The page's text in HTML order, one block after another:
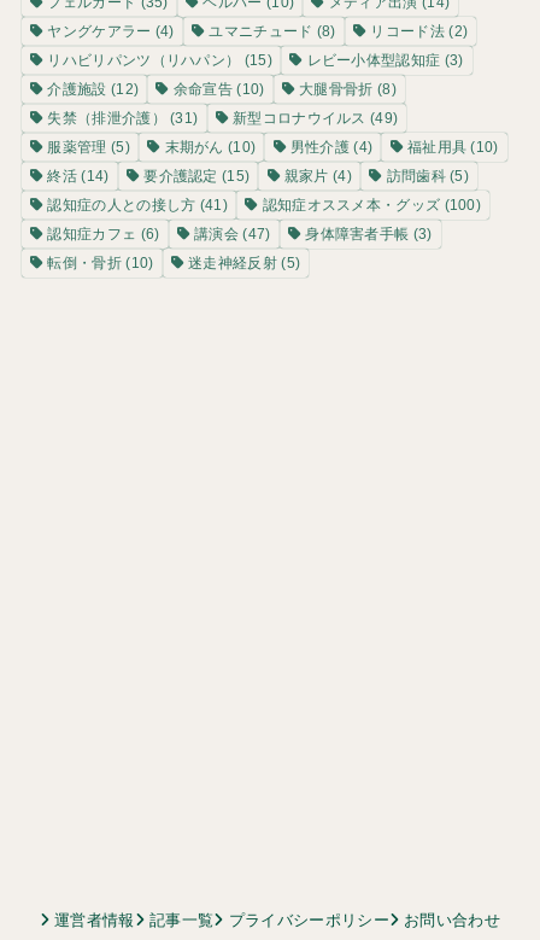
ヤングケアラー (4) ユマニチュード (8) リコード法(2)
リハビリパンツ（リハパン）
(15) レビー小体型認知症 (3)
介護施設 (12) 余命宣告 (10) 大腿骨骨折 (8)
失禁（排泄介護）
(31) 新型コロナウイルス (49)
服薬管理 (5) 末期がん (10) 男性介護 (4) 福祉用具 (10)
終活 (14) 要介護認定 (15) 親家片 (4) 訪問歯科(5)
認知症の人との接し方 (41) 認知症オススメ本・グッズ (100)
認知症カフェ (6) 講演会 (47) 身体障害者手帳 (3)
転倒・骨折(10) 迷走神経反射(5)
運営者情報 記事一覧 プライバシーポリシー お問い合わせ